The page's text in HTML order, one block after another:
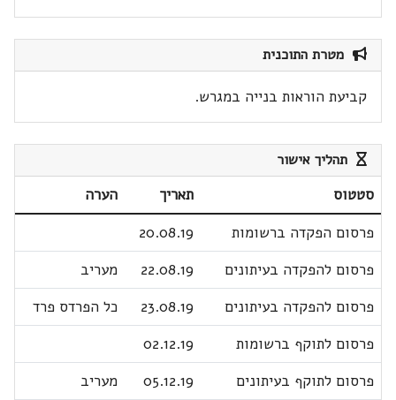
מטרת התוכנית
קביעת הוראות בנייה במגרש.
תהליך אישור
סטטוס תאריך
הערה
פרסום הפקדה ברשומות
20.08.19
פרסום להפקדה בעיתונים
22.08.19
מעריב
פרסום להפקדה בעיתונים
23.08.19
כל הפרדס פרד
פרסום לתוקף ברשומות
02.12.19
פרסום לתוקף בעיתונים
05.12.19
מעריב